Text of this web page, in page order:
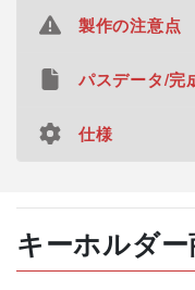
製作の注意点
1デザインにつき
1デザイン内で紐
ん。最小数をご希
パスデータ/完
デザインデータにつ
りますので、画像や
に制作が可能です。
お客様は、ご希望の
仕様
眼鏡紐
キーホルダ